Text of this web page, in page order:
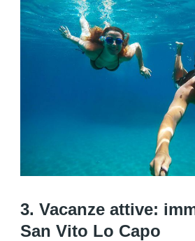
3. Vacanze attive:
San Vito Lo Capo